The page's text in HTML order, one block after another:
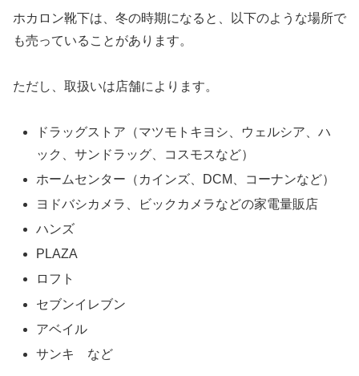
ホカロン靴下は、冬の時期になると、以下のような場所で
も売っていることがあります。
ただし、取扱いは店舗によります。
ドラッグストア（マツモトキヨシ、ウェルシア、ハ
ック、サンドラッグ、コスモスなど）
ホームセンター（カインズ、DCM、コーナンなど）
ヨドバシカメラ、ビックカメラなどの家電量販店
ハンズ
PLAZA
ロフト
セブンイレブン
アベイル
サンキ など